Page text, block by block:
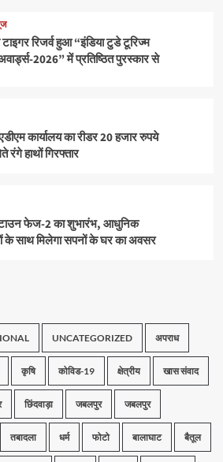
रिजर्व हुआ “इंडिया टुडे टूरिज्म
2026” में प्रतिष्ठित पुरस्कार से
कार्यालय का रीडर 20 हजार रुपये
रंगे हाथों गिरफ्तार
टाउन फेज-2 का शुभारंभ, आधुनिक
के साथ मिलेगा सपनों के घर का अवसर
UNCATEGORIZED अपराध
कृषि कोविड-19 क्षेत्रीय खास संवाद
छिंदवाड़ा जबलपुर जबलपुर
तबादला धर्म फोटो बालाघाट बैतूल